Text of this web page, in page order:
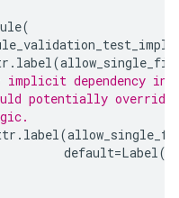
(
. label(
implicit dependency
potentially
. label(
default=Label(